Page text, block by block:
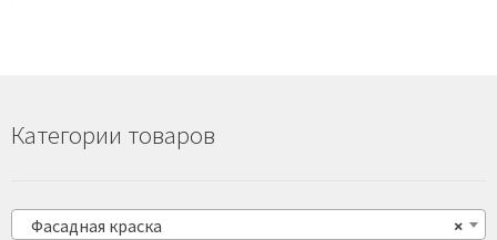
Категории товаров
×
Фасадная краска